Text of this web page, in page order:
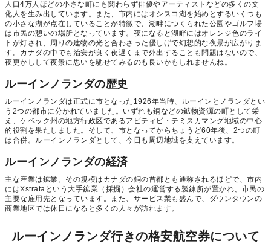
人口4万人ほどの小さな町にも関わらず俳優やアーティストなどの多くの文
化人を生み出しています。また、市内にはオシスコ湖を始めとするいくつも
の小さな湖が点在していることが特徴で、湖畔につくられた公園やゴルフ場
は市民の憩いの場所となっています。夜になると湖畔にはオレンジ色のライ
トが灯され、周りの建物の光と合わさった優しげで幻想的な夜景が広がりま
す。カナダの中でも治安が良く夜遅くまで外出することも問題はないので、
夜更かしして夜景に思いを馳せてみるのも良いかもしれませんね。
ルーインノランダの歴史
ルーインノランダは正式に市となった1926年当時、ルーインとノランダとい
う2つの都市に分かれていました。いずれも銅などの鉱物資源の町として栄
え、ケベック州の地方行政区であるアビティビ・テミスカマング地域の中心
的役割を果たしました。そして、市となってからちょうど60年後、2つの町
は合併。ルーインノランダとして、今日も周辺地域を支えています。
ルーインノランダの経済
主な産業は鉱業。その規模はカナダの銅の首都とも通称されるほどで、市内
にはXstrataという大手鉱業（採掘）会社の運営する製錬所が置かれ、市民の
主要な雇用先となっています。また、サービス業も盛んで、ダウンタウンの
商業地区では休日になると多くの人々が訪れます。
ルーインノランダ行きの格安航空券について